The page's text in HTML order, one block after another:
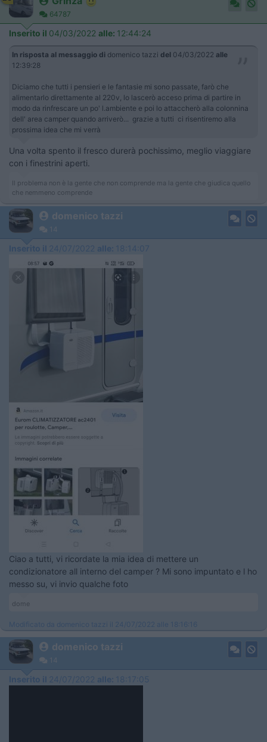
64787
Inserito il 04/03/2022 alle: 12:44:24
In risposta al messaggio di domenico tazzi del 04/03/2022 alle
12:39:28
Diciamo che tutti i pensieri e le fantasie mi sono passate, farò che
alimentarlo direttamente al 220v, lo lascerò acceso prima di partire in
modo da rinfrescare un po' l.ambiente e poi lo attaccherò alla colonnina
dell' area camper quando arriverò... grazie a tutti ci risentiremo alla
prossima idea che mi verrà
Una volta spento il fresco durerà pochissimo, meglio viaggiare
con i finestrini aperti.
Il problema non è la gente che non comprende ma la gente che giudica quello
che nemmeno comprende
domenico tazzi
14
Inserito il 24/07/2022 alle: 18:14:07
Ciao a tutti, vi ricordate la mia idea di mettere un
condizionatore all interno del camper ? Mi sono impuntato e l ho
messo su, vi invio qualche foto
dome
Modificato da domenico tazzi il 24/07/2022 alle 18:16:16
domenico tazzi
14
Inserito il 24/07/2022 alle: 18:17:05